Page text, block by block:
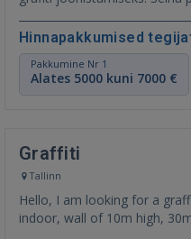
Hinnapakkumised
Pakkumine Nr 1
Alates 5000 kuni 7000 €
Graffiti
Tallinn
Hello, I am looking for a graffity artist in tallinn. Warehouse,